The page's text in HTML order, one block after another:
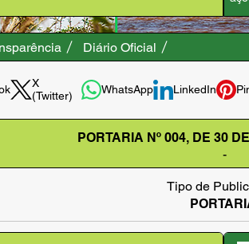
Diário Oficial
X
(Twitter)
WhatsApp LinkedIn
PORTARIA Nº 004, DE 30
-
Tipo de